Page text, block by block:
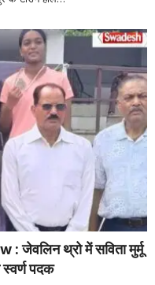
थ्रो में सविता मुर्मू
पदक